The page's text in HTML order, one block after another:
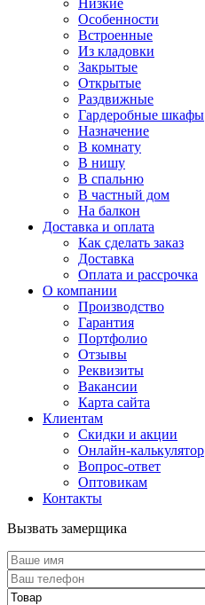
Низкие
Особенности
Встроенные
Из кладовки
Закрытые
Открытые
Раздвижные
Гардеробные шкафы
Назначение
В комнату
В нишу
В спальню
В частный дом
На балкон
Доставка и оплата
Как сделать заказ
Доставка
Оплата и рассрочка
О компании
Производство
Гарантия
Портфолио
Отзывы
Реквизиты
Вакансии
Карта сайта
Клиентам
Скидки и акции
Онлайн-калькулятор
Вопрос-ответ
Оптовикам
Контакты
Вызвать замерщика